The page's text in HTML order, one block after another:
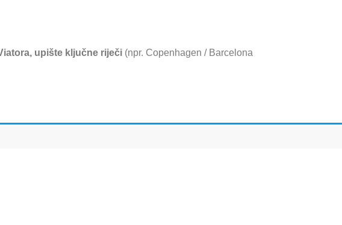
, upište ključne riječi (npr. Copenhagen / Barcelona